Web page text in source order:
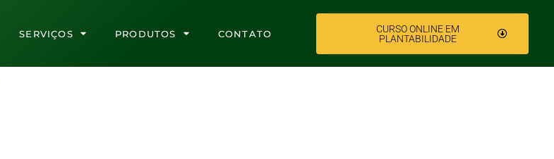
SERVIÇOS PRODUTOS CONTATO
CURSO ONLINE EM
PLANTABILIDADE